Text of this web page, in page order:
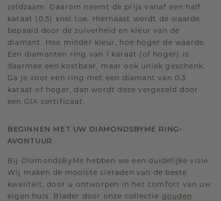
zeldzaam. Daarom neemt de prijs vanaf een half
karaat (0,5) snel toe. Hiernaast wordt de waarde
bepaald door de zuiverheid en kleur van de
diamant. Hoe minder kleur, hoe hoger de waarde.
Een diamanten ring van 1 karaat (of hoger) is
daarmee een kostbaar, maar ook uniek geschenk.
Ga je voor een ring met een diamant van 0.3
karaat of hoger, dan wordt deze vergezeld door
een GIA certificaat.
BEGINNEN MET UW DIAMONDSBYME RING-
AVONTUUR
Bij DiamondsByMe hebben we een duidelijke visie.
Wij maken de mooiste sieraden van de beste
kwaliteit, door u ontworpen in het comfort van uw
eigen huis. Blader door onze collectie gouden